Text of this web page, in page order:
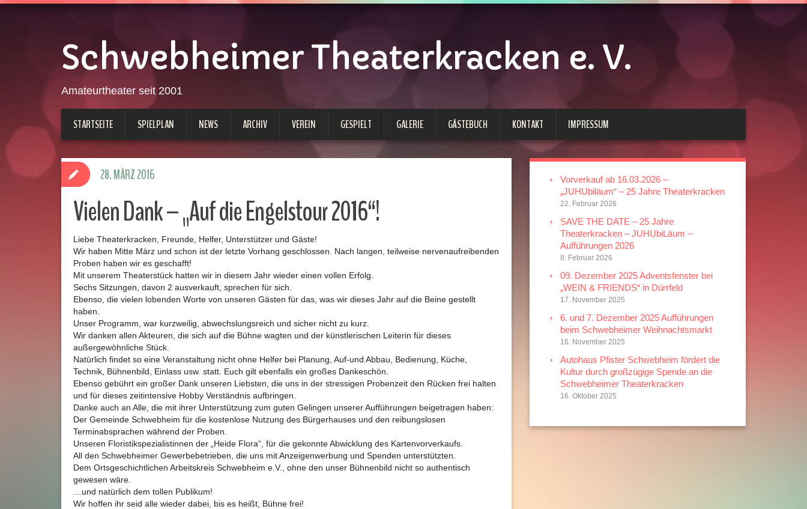
Schwebheimer Theaterkracken e. V.
Amateurtheater seit 2001
STARTSEITE SPIELPLAN NEWS ARCHIV VEREIN GESPIELT GALERIE GÄSTEBUCH KONTAKT IMPRESSUM
Vielen Dank – „Auf die Engelstour 2016“!
Liebe Theaterkracken, Freunde, Helfer, Unterstützer und Gäste!
Wir haben Mitte März und schon ist der letzte Vorhang geschlossen. Nach langen, teilweise nervenaufreibenden
Proben haben wir es geschafft!
Mit unserem Theaterstück hatten wir in diesem Jahr wieder einen vollen Erfolg.
Sechs Sitzungen, davon 2 ausverkauft, sprechen für sich.
Ebenso, die vielen lobenden Worte von unseren Gästen für das, was wir dieses Jahr auf die Beine gestellt
haben.
Unser Programm, war kurzweilig, abwechslungsreich und sicher nicht zu kurz.
Wir danken allen Akteuren, die sich auf die Bühne wagten und der künstlerischen Leiterin für dieses
außergewöhnliche Stück.
Natürlich findet so eine Veranstaltung nicht ohne Helfer bei Planung, Auf-und Abbau, Bedienung, Küche,
Technik, Bühnenbild, Einlass usw. statt. Euch gilt ebenfalls ein großes Dankeschön.
Ebenso gebührt ein großer Dank unseren Liebsten, die uns in der stressigen Probenzeit den Rücken frei halten
und für dieses zeitintensive Hobby Verständnis aufbringen.
Danke auch an Alle, die mit ihrer Unterstützung zum guten Gelingen unserer Aufführungen beigetragen haben:
Der Gemeinde Schwebheim für die kostenlose Nutzung des Bürgerhauses und den reibungslosen
Terminabsprachen während der Proben.
Unseren Floristikspezialistinnen der „Heide Flora“, für die gekonnte Abwicklung des Kartenvorverkaufs.
All den Schwebheimer Gewerbebetrieben, die uns mit Anzeigenwerbung und Spenden unterstützten.
Dem Ortsgeschichtlichen Arbeitskreis Schwebheim e.V., ohne den unser Bühnenbild nicht so authentisch
gewesen wäre.
…und natürlich dem tollen Publikum!
Wir hoffen ihr seid alle wieder dabei, bis es heißt, Bühne frei!
28. MÄRZ 2016
Vorverkauf ab 16.03.2026 –
„JUHUbiläum“ – 25 Jahre Theaterkracken
22. Februar 2026
SAVE THE DATE – 25 Jahre
Theaterkracken – JUHUbiLäum –
Aufführungen 2026
8. Februar 2026
09. Dezember 2025 Adventsfenster bei
„WEIN & FRIENDS“ in Dürrfeld
17. November 2025
6. und 7. Dezember 2025 Aufführungen
beim Schwebheimer Weihnachtsmarkt
16. November 2025
Autohaus Pfister Schwebheim fördert die
Kultur durch großzügige Spende an die
Schwebheimer Theaterkracken
16. Oktober 2025